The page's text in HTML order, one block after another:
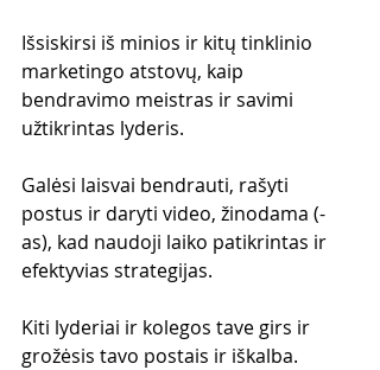
Išsiskirsi iš minios ir kitų tinklinio
marketingo atstovų, kaip
bendravimo meistras ir savimi
užtikrintas lyderis.
Galėsi laisvai bendrauti, rašyti
postus ir daryti video, žinodama (-
as), kad naudoji laiko patikrintas ir
efektyvias strategijas.
Kiti lyderiai ir kolegos tave girs ir
grožėsis tavo postais ir iškalba.